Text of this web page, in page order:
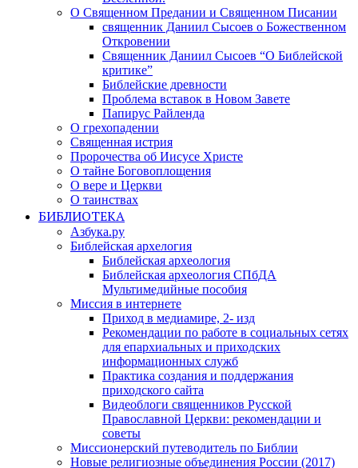
О Священном Предании и Священном Писании
священник Даниил Сысоев о Божественном
Откровении
Священник Даниил Сысоев “О Библейской
критике”
Библейские древности
Проблема вставок в Новом Завете
Папирус Райленда
О грехопадении
Священная истрия
Пророчества об Иисусе Христе
О тайне Боговоплощения
О вере и Церкви
О таинствах
БИБЛИОТЕКА
Азбука.ру
Библейская архелогия
Библейская археология
Библейская археология СПбДА
Мультимедийные пособия
Миссия в интернете
Приход в медиамире, 2- изд
Рекомендации по работе в социальных сетях
для епархиальных и приходских
информационных служб
Практика создания и поддержания
приходского сайта
Видеоблоги священников Русской
Православной Церкви: рекомендации и
советы
Миссионерский путеводитель по Библии
Новые религиозные объединения России (2017)